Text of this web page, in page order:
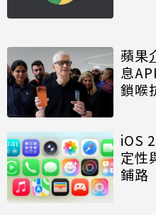
蘋果
息
鎖喉
iOS
定性
鋪路